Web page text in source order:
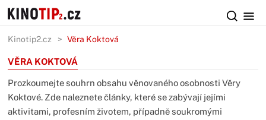
Kinotip2.cz Věra Koktová
VĚRA KOKTOVÁ
Prozkoumejte souhrn obsahu věnovaného osobnosti Věry
Koktové. Zde naleznete články, které se zabývají jejími
aktivitami, profesním životem, případně soukromými